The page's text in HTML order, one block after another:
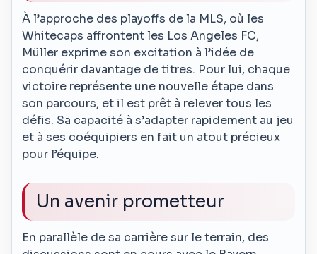
À l’approche des playoffs de la MLS, où les
Whitecaps affrontent les Los Angeles FC,
Müller exprime son excitation à l’idée de
conquérir davantage de titres. Pour lui, chaque
victoire représente une nouvelle étape dans
son parcours, et il est prêt à relever tous les
défis. Sa capacité à s’adapter rapidement au jeu
et à ses coéquipiers en fait un atout précieux
pour l’équipe.
Un avenir prometteur
En parallèle de sa carrière sur le terrain, des